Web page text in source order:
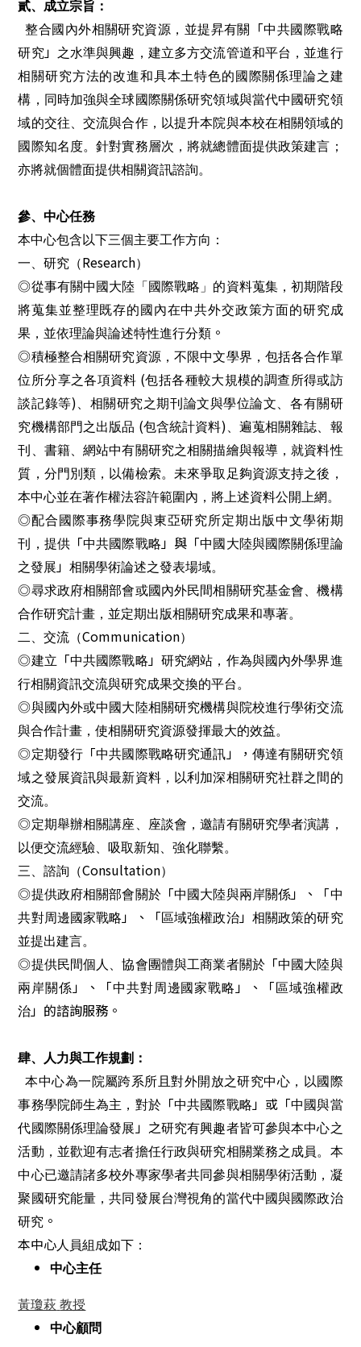
貳、成立宗旨：
整合國內外相關研究資源 ，並提昇有關 「中共國際戰略
研究」
之水準與興趣，建立多方交流管道和平台，並進行
相關研究方法的改進和具本土特色的國際關係理論之建
構，同時加強與全球國際關係研究領域與當代中國研究領
域的交往、交流與合作，以提升本院與本校在相關領域的
國際知名度。針對實務層次，將就總體面提供政策建言；
亦將就個體面提供相關資訊諮詢。
參、中心任務
本中心包含以下三個主要工作方向：
一、研究（Research）
◎從事有關中國大陸「國際戰略」的資料蒐集，初期階段
將蒐集並整理既存的國內在中共外交政策方面的研究成
果，並依理論與論述特性進行分類 。
◎積極整合相關研究資源，不限中文學界，包括各合作單
位所分享之各項資料 (包括各種較大規模的調查所得或訪
談記錄等) 、相關研究之期刊論文與學位論文、各有關研
究機構部門之出版品 (包含統計資料) 、遍蒐相關雜誌、報
刊、書籍、網站中有關研究之相關描繪與報導，就資料性
質，分門別類，以備檢索。未來爭取足夠資源支持之後，
本中心並在著作權法容許範圍內，將上述資料公開上網。
◎配合國際事務學院與東亞研究所定期出版中文學術期
刊，提供「中共國際戰略」與「中國大陸與國際關係理論
之發展」相關學術論述之發表場域。
◎尋求政府相關部會或國內外民間相關研究基金會、機構
合作研究計畫，並定期出版相關研究成果和專著。
二、交流（Communication）
◎建立
「中共國際戰略」 研究網站，作為與國內外學界進
行相關資訊交流與研究成果交換的平台。
◎與國內外或中國大陸相關研究機構與院校進行學術交流
與合作計畫，使相關研究資源發揮最大的效益。
◎定期發行 「中共國際戰略研究通訊」， 傳達有關研究領
域之發展資訊與最新資料，以利加深相關研究社群之間的
交流。
◎定期舉辦相關講座、座談會，邀請有關研究學者演講，
以便交流經驗、吸取新知、強化聯繫。
三、諮詢（Consultation）
◎提供政府相關部會關於「中國大陸與兩岸關係」、「中
共對周邊國家戰略」、「區域強權政治」 相關政策的研究
並提出建言。
◎提供民間個人、協會團體與工商業者關於「中國大陸與
兩岸關係」、「中共對周邊國家戰略」、「 區域強權政
治」的諮詢服務。
肆、人力與工作規劃：
本中心為一院屬跨系所且對外開放之研究中心，以國際
事務學院師生為主，對於「中共國際戰略」或「中國與當
代國際關係理論發展」之研究有興趣者皆可參與本中心之
活動，並歡迎有志者擔任行政與研究相關業務之成員。本
中心已邀請諸多校外專家學者共同參與相關學術活動，凝
聚國研究能量，共同發展台灣視角的當代中國與國際政治
研究 。
本中心人員組成如下：
中心主任
黃瓊萩 教授
中心顧問